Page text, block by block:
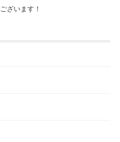
ざいます！